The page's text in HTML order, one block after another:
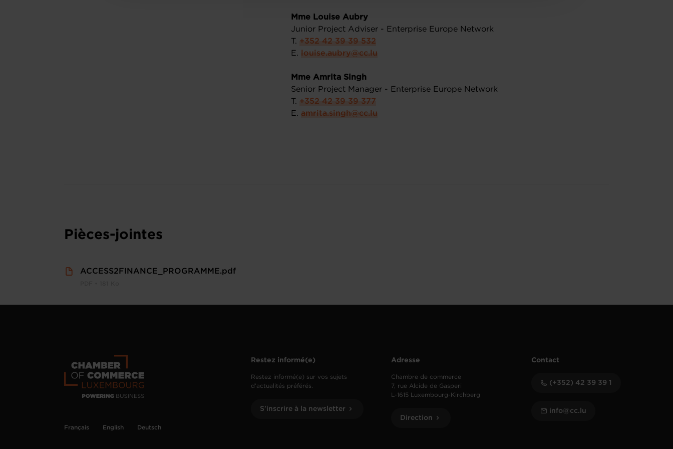
Mme Louise Aubry
Junior Project Adviser - Enterprise Europe Network
T. +352 42 39 39 532
E.
louise.aubry@cc.lu
Mme Amrita Singh
Senior Project Manager - Enterprise Europe Network
T. +352 42 39 39 377
E.amrita.singh@cc.lu
Pièces-jointes
ACCESS2FINANCE_PROGRAMME.pdf
Français English Deutsch
Restez informé(e)
Restez informé(e) sur vos sujets
d’actualités préférés.
S'inscrire à la newsletter
Adresse
Chambre de commerce
7, rue Alcide de Gasperi
L-1615 Luxembourg-Kirchberg
Direction
Contact
(+352) 42 39 39 1
info@cc.lu